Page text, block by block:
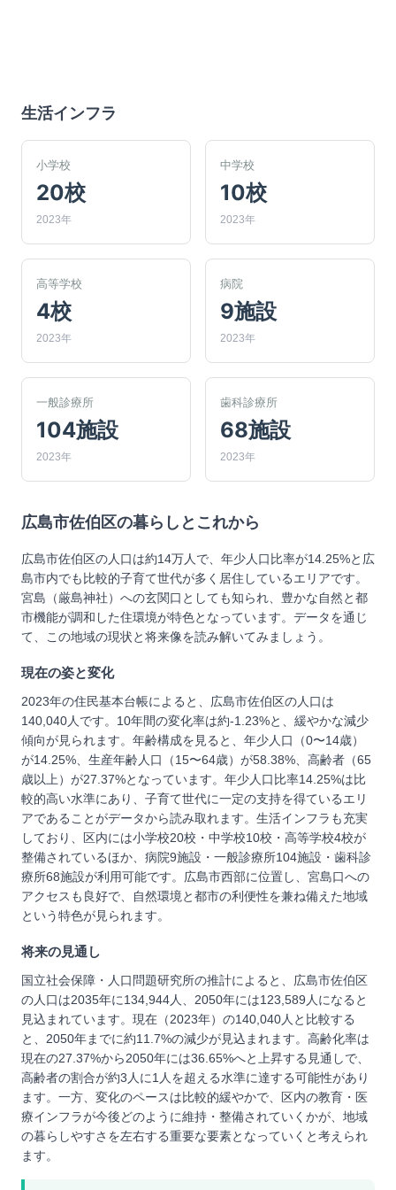
生活インフラ
小学校
20校
2023年
中学校
10校
2023年
高等学校
4校
2023年
病院
9施設
2023年
一般診療所
104施設
2023年
歯科診療所
68施設
2023年
広島市佐伯区の暮らしとこれから
広島市佐伯区の人口は約14万人で、年少人口比率が14.25%と広
島市内でも比較的子育て世代が多く居住しているエリアです。
宮島（厳島神社）への玄関口としても知られ、豊かな自然と都
市機能が調和した住環境が特色となっています。データを通じ
て、この地域の現状と将来像を読み解いてみましょう。
現在の姿と変化
2023年の住民基本台帳によると、広島市佐伯区の人口は
140,040人です。10年間の変化率は約-1.23%と、緩やかな減少
傾向が見られます。年齢構成を見ると、年少人口（0〜14歳）
が14.25%、生産年齢人口（15〜64歳）が58.38%、高齢者（65
歳以上）が27.37%となっています。年少人口比率14.25%は比
較的高い水準にあり、子育て世代に一定の支持を得ているエリ
アであることがデータから読み取れます。生活インフラも充実
しており、区内には小学校20校・中学校10校・高等学校4校が
整備されているほか、病院9施設・一般診療所104施設・歯科診
療所68施設が利用可能です。広島市西部に位置し、宮島口への
アクセスも良好で、自然環境と都市の利便性を兼ね備えた地域
という特色が見られます。
将来の見通し
国立社会保障・人口問題研究所の推計によると、広島市佐伯区
の人口は2035年に134,944人、2050年には123,589人になると
見込まれています。現在（2023年）の140,040人と比較する
と、2050年までに約11.7%の減少が見込まれます。高齢化率は
現在の27.37%から2050年には36.65%へと上昇する見通しで、
高齢者の割合が約3人に1人を超える水準に達する可能性があり
ます。一方、変化のペースは比較的緩やかで、区内の教育・医
療インフラが今後どのように維持・整備されていくかが、地域
の暮らしやすさを左右する重要な要素となっていくと考えられ
ます。